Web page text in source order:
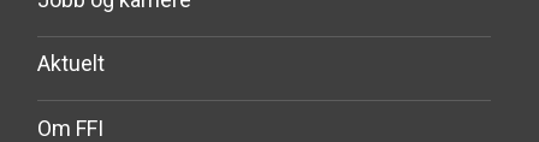
Aktuelt
Om FFI